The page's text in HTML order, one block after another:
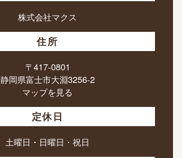
株式会社マクス
住所
〒417-0801
静岡県富士市大淵3256-2
マップを見る
定休日
土曜日・日曜日・祝日